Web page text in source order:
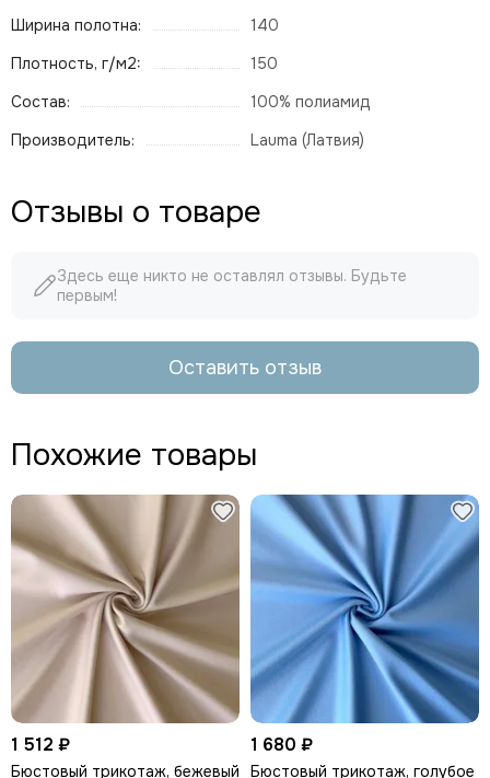
Ширина полотна:
140
Плотность, г/м2:
150
Состав:
100% полиамид
Производитель:
Lauma (Латвия)
Отзывы о товаре
Здесь еще никто не оставлял отзывы. Будьте
первым!
Оставить отзыв
Похожие товары
1 512 ₽
Бюстовый трикотаж, бежевый
1 680 ₽
Бюстовый трикотаж, голубое